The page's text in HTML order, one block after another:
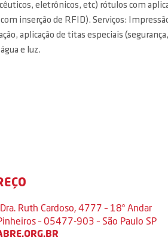
eletrônicos, etc) rótulos com
inserção de RFID). Serviços:
aplicação de titas especiais
e luz.
Ruth Cardoso, 4777 – 18º Andar
– 05477-903 – São Paulo SP